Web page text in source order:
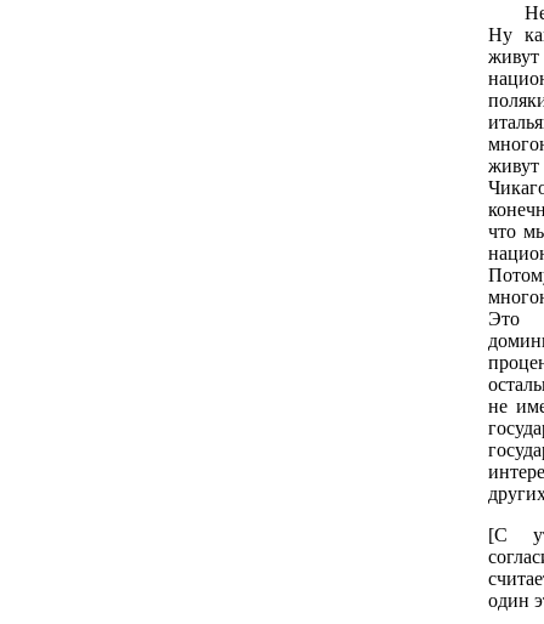
Нет
Ну
что
Это
не
[С
один